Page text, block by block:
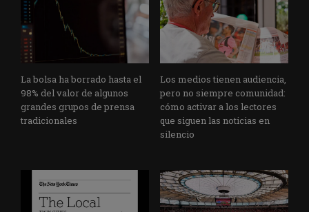
La bolsa ha borrado hasta el
98% del valor de algunos
grandes grupos de prensa
tradicionales
Los medios tienen audiencia,
pero no siempre comunidad:
cómo activar a los lectores
que siguen las noticias en
silencio